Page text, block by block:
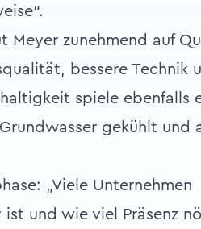
Meyer zunehmend auf
bessere Technik
spiele ebenfalls
gekühlt und
„Viele Unternehmen
und wie viel Präsenz